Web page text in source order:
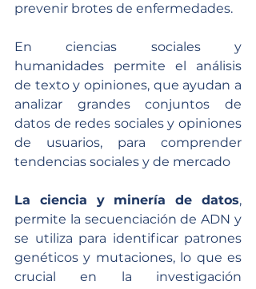
prevenir brotes de enfermedades.
En ciencias sociales y
humanidades permite el análisis
de texto y opiniones, que ayudan a
analizar grandes conjuntos de
datos de redes sociales y opiniones
de usuarios, para comprender
tendencias sociales y de mercado
La ciencia y minería de datos,
permite la secuenciación de ADN y
se utiliza para identificar patrones
genéticos y mutaciones, lo que es
crucial en la investigación